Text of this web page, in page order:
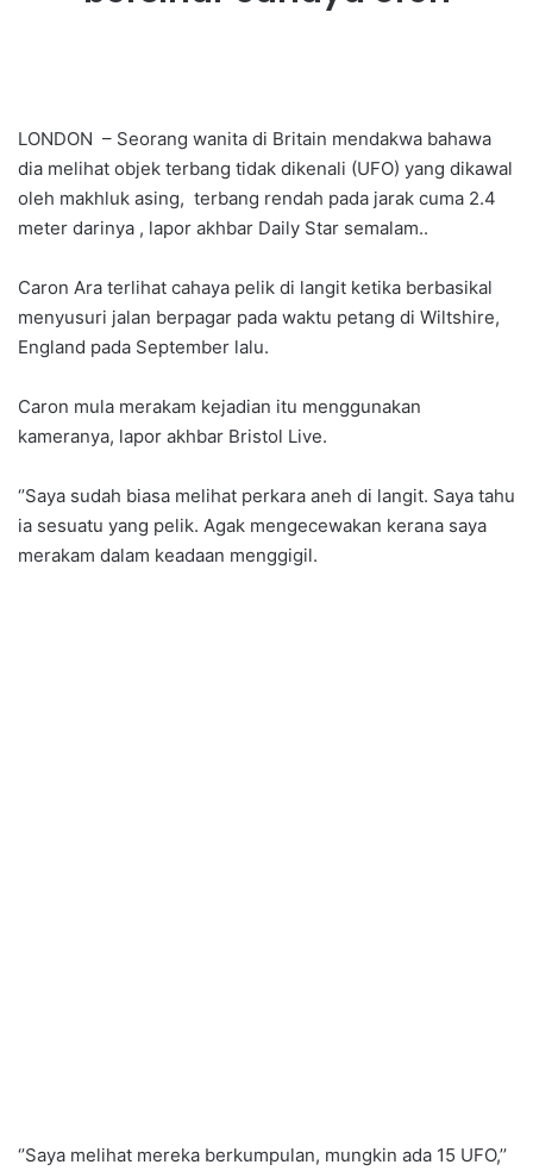
LONDON – Seorang wanita di Britain mendakwa bahawa
dia melihat objek terbang tidak dikenali (UFO) yang dikawal
oleh makhluk asing, terbang rendah pada jarak cuma 2.4
meter darinya , lapor akhbar Daily Star semalam..
Caron Ara terlihat cahaya pelik di langit ketika berbasikal
menyusuri jalan berpagar pada waktu petang di Wiltshire,
England pada September lalu.
Caron mula merakam kejadian itu menggunakan
kameranya, lapor akhbar Bristol Live.
‘’Saya sudah biasa melihat perkara aneh di langit. Saya tahu
ia sesuatu yang pelik. Agak mengecewakan kerana saya
merakam dalam keadaan menggigil.
‘’Saya melihat mereka berkumpulan, mungkin ada 15 UFO,’’